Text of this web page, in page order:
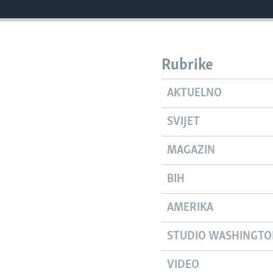
Rubrike
AKTUELNO
SVIJET
MAGAZIN
BIH
AMERIKA
STUDIO
VIDEO